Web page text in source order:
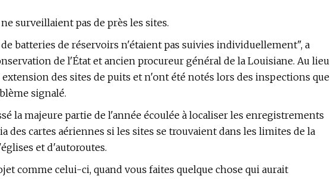
surveillaient pas de près les sites.
batteries de réservoirs n'étaient pas suivies individuellement", a
de l'État et ancien procureur général de la Louisiane. Au lieu
des sites de puits et n'ont été notés lors des inspections que
signalé.
la majeure partie de l'année écoulée à localiser les enregistrements
des cartes aériennes si les sites se trouvaient dans les limites de la
et d'autoroutes.
comme celui-ci, quand vous faites quelque chose qui aurait